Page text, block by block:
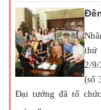
thứ
2/9/
(số
Đại tướng đã tổ